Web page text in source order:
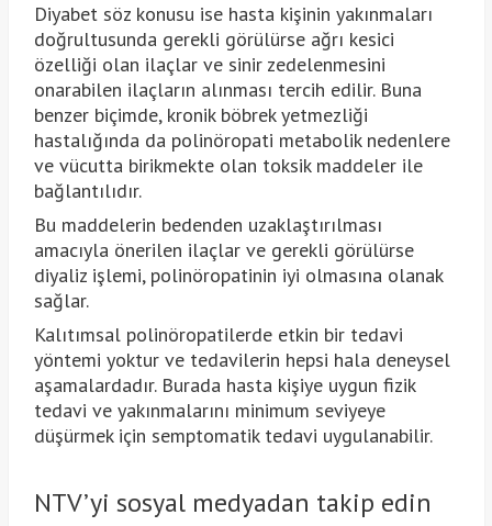
Diyabet söz konusu ise hasta kişinin yakınmaları
doğrultusunda gerekli görülürse ağrı kesici
özelliği olan ilaçlar ve sinir zedelenmesini
onarabilen ilaçların alınması tercih edilir. Buna
benzer biçimde, kronik böbrek yetmezliği
hastalığında da polinöropati metabolik nedenlere
ve vücutta birikmekte olan toksik maddeler ile
bağlantılıdır.
Bu maddelerin bedenden uzaklaştırılması
amacıyla önerilen ilaçlar ve gerekli görülürse
diyaliz işlemi, polinöropatinin iyi olmasına olanak
sağlar.
Kalıtımsal polinöropatilerde etkin bir tedavi
yöntemi yoktur ve tedavilerin hepsi hala deneysel
aşamalardadır. Burada hasta kişiye uygun fizik
tedavi ve yakınmalarını minimum seviyeye
düşürmek için semptomatik tedavi uygulanabilir.
NTV’yi sosyal medyadan takip edin